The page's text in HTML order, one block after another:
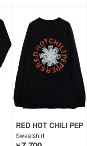
RED HOT CHILI PEP
PERS
Sweatshirt